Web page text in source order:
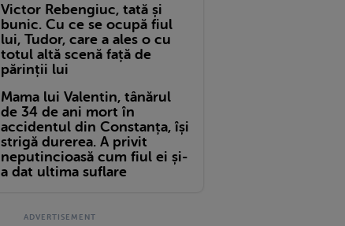
Victor Rebengiuc, tată și
bunic. Cu ce se ocupă fiul
lui, Tudor, care a ales o cu
totul altă scenă față de
părinții lui
Mama lui Valentin, tânărul
de 34 de ani mort în
accidentul din Constanța, își
strigă durerea. A privit
neputincioasă cum fiul ei și-
a dat ultima suflare